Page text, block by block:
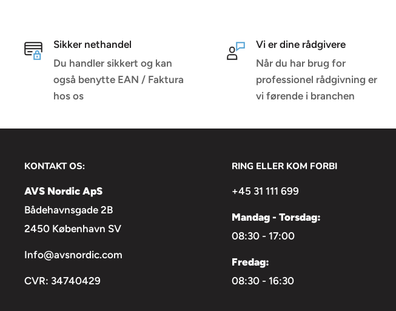
Sikker nethandel
Du handler sikkert og kan
også benytte EAN / Faktura
hos os
Vi er dine rådgivere
Når du har brug for
professionel rådgivning er
vi førende i branchen
KONTAKT OS:
AVS Nordic ApS
Bådehavnsgade 2B
2450 København SV
Info@avsnordic.com
CVR: 34740429
RING ELLER KOM FORBI
+45 31 111 699
Mandag - Torsdag:
08:30 - 17:00
Fredag:
08:30 - 16:30